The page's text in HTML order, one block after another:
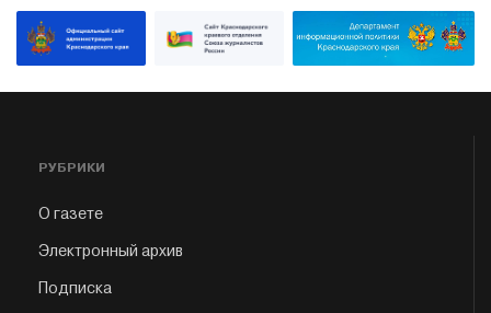
РУБРИКИ
О газете
Электронный архив
Подписка